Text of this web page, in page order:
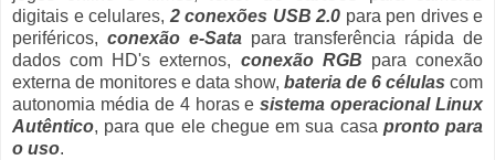
digitais e celulares,2 conexões USB 2.0 para pen drives e
periféricos, conexão e-Satapara transferência rápida de
dados com HD's externos, conexão RGB para conexão
externa de monitores e data show, bateria de 6 células com
autonomia média de 4 horas esistema operacional Linux
Autêntico, para que ele chegue em sua casa pronto para
o uso.